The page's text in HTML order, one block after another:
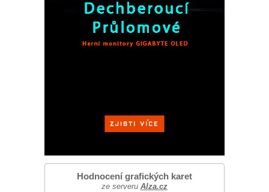
Hodnocení grafických karet
ze serveru Alza.cz